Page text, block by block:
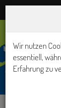
Wir nutzen
essentiell,
Erfahrung zu